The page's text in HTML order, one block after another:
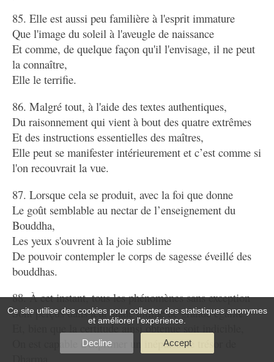
85. Elle est aussi peu familière à l'esprit immature
Que l'image du soleil à l'aveugle de naissance
Et comme, de quelque façon qu'il l'envisage, il ne peut
la connaître,
Elle le terrifie.
86. Malgré tout, à l'aide des textes authentiques,
Du raisonnement qui vient à bout des quatre extrêmes
Et des instructions essentielles des maîtres,
Elle peut se manifester intérieurement et c’est comme si
l'on recouvrait la vue.
87. Lorsque cela se produit, avec la foi que donne
Le goût semblable au nectar de l’enseignement du
Bouddha,
Les yeux s'ouvrent à la joie sublime
De pouvoir contempler le corps de sagesse éveillé des
bouddhas.
88. À cet instant, tous les phénomènes sans exception
Sont perçus dans leur stade ultime de grande égalité
Et, bien que la certitude ainsi obtenue soit indicible,
On est capable d'exprimer un inépuisable trésor de
Ce site utilise des cookies pour collecter des statistiques anonymes
et améliorer l'expérience.
Decline Accept